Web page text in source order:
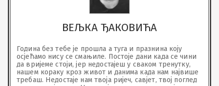
ВЕЉКА ЂАКОВИЋА
Година без тебе је прошла а туга и празнина коју
осјећамо нису се смањиле. Постоје дани када се чини
да вријеме стоји, јер недостајеш у сваком тренутку,
нашем кораку кроз живот и данима када нам највише
требаш. Недостаје нам твоја ријеч, савјет, твој поглед